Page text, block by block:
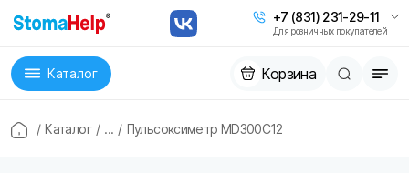
+7 (831) 231-29-11
Для розничных покупателей
Каталог Корзина
/ Каталог / ... / Пульсоксиметр MD300C12